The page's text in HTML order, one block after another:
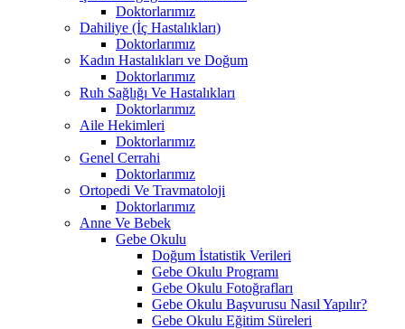
Doktorlarımız
Dahiliye (İç Hastalıkları)
Doktorlarımız
Kadın Hastalıkları ve Doğum
Doktorlarımız
Ruh Sağlığı Ve Hastalıkları
Doktorlarımız
Aile Hekimleri
Doktorlarımız
Genel Cerrahi
Doktorlarımız
Ortopedi Ve Travmatoloji
Doktorlarımız
Anne Ve Bebek
Gebe Okulu
Doğum İstatistik Verileri
Gebe Okulu Programı
Gebe Okulu Fotoğrafları
Gebe Okulu Başvurusu Nasıl Yapılır?
Gebe Okulu Eğitim Süreleri